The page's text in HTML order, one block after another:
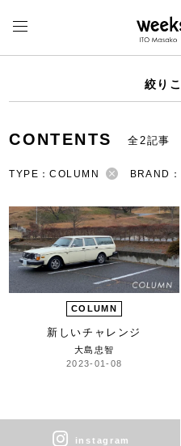
絞り
CONTENTS 全2記事
TYPE：COLUMN BRAND
COLUMN
新しいチャレンジ
大島忠智
2023-01-08
instagram